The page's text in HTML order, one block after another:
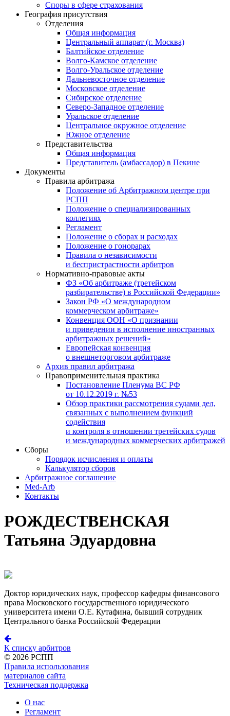
Споры в сфере страхования
География присутствия
Отделения
Общая информация
Центральный аппарат (г. Москва)
Балтийское отделение
Волго-Камское отделение
Волго-Уральское отделение
Дальневосточное отделение
Московское отделение
Сибирское отделение
Северо-Западное отделение
Уральское отделение
Центральное окружное отделение
Южное отделение
Представительства
Общая информация
Представитель (амбассадор) в Пекине
Документы
Правила арбитража
Положение об Арбитражном центре при
РСПП
Положение о специализированных
коллегиях
Регламент
Положение о сборах и расходах
Положение о гонорарах
Правила о независимости
и беспристрастности арбитров
Нормативно-правовые акты
ФЗ «Об арбитраже (третейском
разбирательстве) в Российской Федерации»
Закон РФ «О международном
коммерческом арбитраже»
Конвенция ООН «О признании
и приведении в исполнение иностранных
арбитражных решений»
Европейская конвенция
о внешнеторговом арбитраже
Архив правил арбитража
Правоприменительная практика
Постановление Пленума ВС РФ
от 10.12.2019 г. №53
Обзор практики рассмотрения судами дел,
связанных с выполнением функций
содействия
и контроля в отношении третейских судов
и международных коммерческих арбитражей
Сборы
Порядок исчисления и оплаты
Калькулятор сборов
Арбитражное соглашение
Med-Arb
Контакты
РОЖДЕСТВЕНСКАЯ
Татьяна Эдуардовна
Доктор юридических наук, профессор кафедры финансового
права Московского государственного юридического
университета имени О.Е. Кутафина, бывший сотрудник
Центрального банка Российской Федерации
К списку арбитров
© 2026 РСПП
Правила использования
материалов сайта
Техническая поддержка
О нас
Регламент